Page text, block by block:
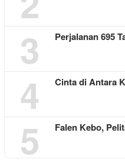
3 Perjalanan 695
4 Cinta di Antara
5 Falen Kebo,